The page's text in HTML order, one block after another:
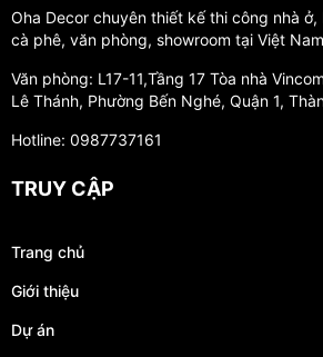
Oha Decor chuyên thiết kế thi công nhà
cà phê, văn phòng, showroom tại Việt
Văn phòng: L17-11,Tầng 17 Tòa nhà
Lê Thánh, Phường Bến Nghé, Quận 1,
Hotline: 0987737161
TRUY CẬP
Trang chủ
Giới thiệu
Dự án